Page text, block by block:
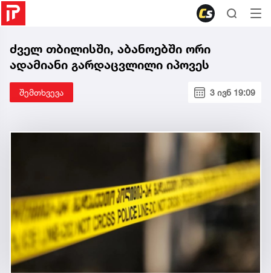
ძველ თბილისში, აბანოებში ორი
ადამიანი გარდაცვლილი იპოვეს
შემთხვევა 3 ივნ 19:09